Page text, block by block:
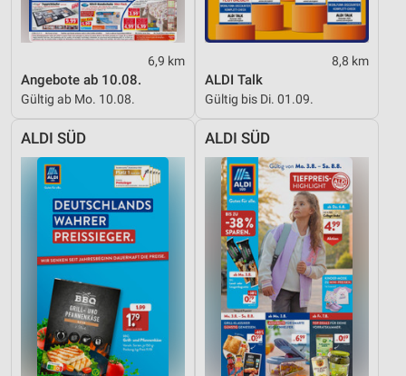
6,9 km
Angebote ab 10.08.
Gültig ab Mo. 10.08.
8,8 km
ALDI Talk
Gültig bis Di. 01.09.
ALDI SÜD ALDI SÜD